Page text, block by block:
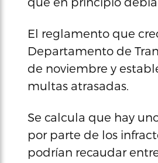
El reglamento que
Departamento de
de noviembre y
multas atrasadas.
Se calcula que hay
por parte de los
podrían recaudar